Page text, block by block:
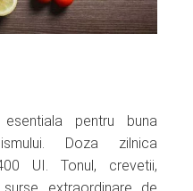
pentru buna
Doza zilnica
UI. Tonul, crevetii,